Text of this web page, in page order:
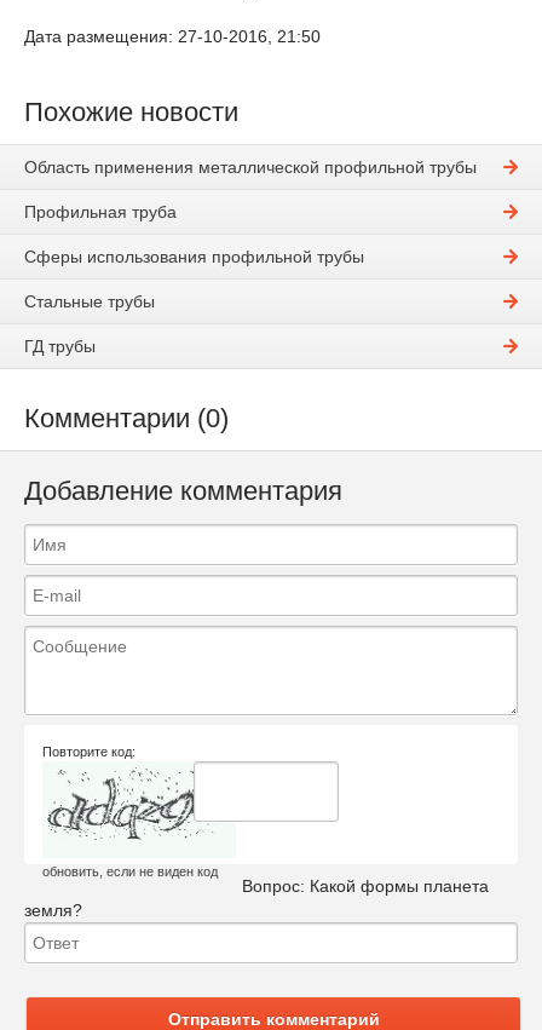
Дата размещения: 27-10-2016, 21:50
Похожие новости
Область применения металлической профильной трубы
Профильная труба
Сферы использования профильной трубы
Стальные трубы
ГД трубы
Комментарии (0)
Добавление комментария
Повторите код:
обновить, если не виден код
Вопрос: Какой формы планета
земля?
Отправить комментарий